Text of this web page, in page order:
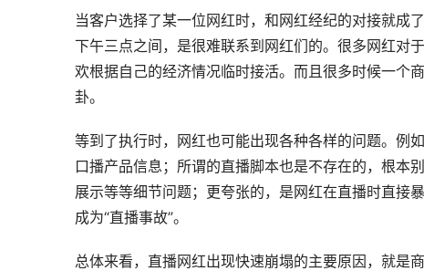
当客户选择了某一位网红时，和网红经纪的对接就成
下午三点之间，是很难联系到网红们的。很多网红对
欢根据自己的经济情况临时接活。而且很多时候一个
卦。
等到了执行时，网红也可能出现各种各样的问题。例
口播产品信息；所谓的直播脚本也是不存在的，根本
展示等等细节问题；更夸张的，是网红在直播时直接
成为“直播事故”。
总体来看，直播网红出现快速崩塌的主要原因，就是